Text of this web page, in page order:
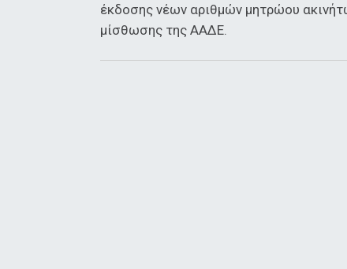
έκδοσης νέων αριθμών μητρώου
μίσθωσης της ΑΑΔΕ.